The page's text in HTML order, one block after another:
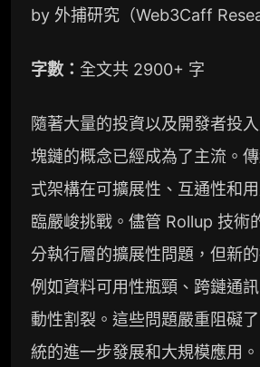
by 外捕研究（Web3Caff
字數： 全文共 2900+ 字
隨著大量的投資以及開發者投
塊鏈的概念已經成為了主流。
式架構在可擴展性、互通性和
臨嚴峻挑戰。儘管 Rollup 技術
分執行層的擴展性問題，但新
例如資料可用性瓶頸、跨鏈通
動性割裂。這些問題嚴重阻礙
統的進一步發展和大規模應用